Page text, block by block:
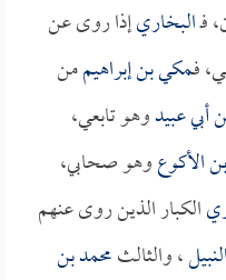
فـالبخاريإذا روى عن
فـمكي بن إبراهيممن
أبي عبيدوهو تابعي،
الأكوعوهو صحابي،
الكبار الذين روى عنهم
، والثالثمحمد بن